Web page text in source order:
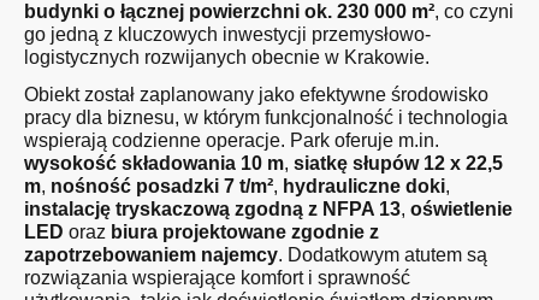
budynki o łącznej powierzchni ok. 230 000 m², co czyni
go jedną z kluczowych inwestycji przemysłowo-
logistycznych rozwijanych obecnie w Krakowie.
Obiekt został zaplanowany jako efektywne środowisko
pracy dla biznesu, w którym funkcjonalność i technologia
wspierają codzienne operacje. Park oferuje m.in.
wysokość składowania 10 m, siatkę słupów 12 x 22,5
m, nośność posadzki 7 t/m², hydrauliczne doki,
instalację tryskaczową zgodną z NFPA 13, oświetlenie
LED oraz biura projektowane zgodnie z
zapotrzebowaniem najemcy. Dodatkowym atutem są
rozwiązania wspierające komfort i sprawność